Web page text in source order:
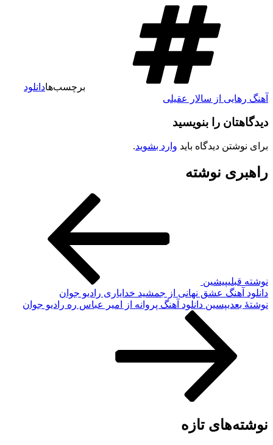
برچسب‌هادانلود
آهنگ رهایی از سالار عقیلی
دیدگاهتان را بنویسید
برای نوشتن دیدگاه باید وارد بشوید.
راهبری نوشته
نوشته قبلیپیشین
دانلود آهنگ عشق نهانی از جمشید خدایاری رادیو جوان
نوشته‌ٔ بعدیپسین دانلود آهنگ پروانه از امیر عباس ره رادیو جوان
نوشته‌های تازه